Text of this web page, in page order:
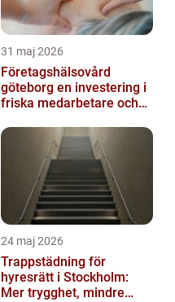
31 maj 2026
Företagshälsovård
göteborg en investering i
friska medarbetare och
24 maj 2026
Trappstädning för
hyresrätt i Stockholm:
Mer trygghet, mindre